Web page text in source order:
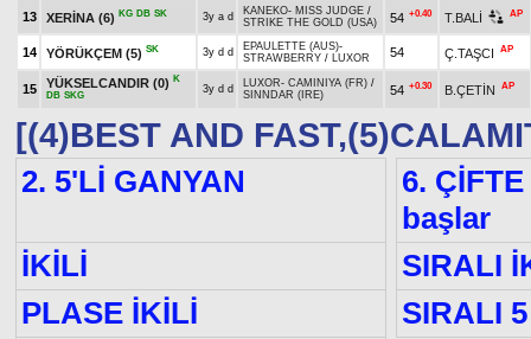
13 XERİNA (6) KG DB SK 3y a d KANEKO- MISS JUDGE /
STRIKE THE GOLD (USA)
54 +0.40 T.BALİ AP
14 YÖRÜKÇEM (5) SK 3y d d EPAULETTE (AUS)-
STRAWBERRY / LUXOR 54 Ç.TAŞCI AP
15 YÜKSELCANDIR (0) K
DB SKG
3y d d LUXOR- CAMINIYA (FR) /
SINNDAR (IRE)
54 +0.30 B.ÇETİN AP
[(4)BEST AND
2. 5'Lİ GANYAN
6.
başlar
İKİLİ
SIRALI
PLASE İKİLİ
SIRALI